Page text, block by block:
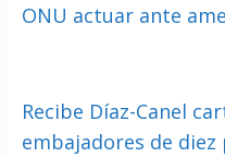
ONU actuar ante
Recibe Díaz-Canel
embajadores de diez